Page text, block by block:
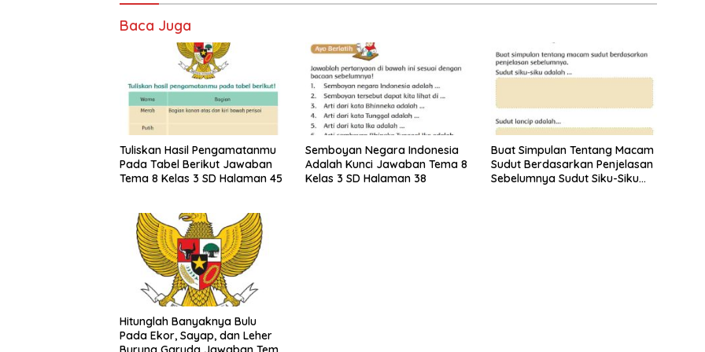
Baca Juga
Tuliskan Hasil Pengamatanmu
Pada Tabel Berikut Jawaban
Tema 8 Kelas 3 SD Halaman 45
Semboyan Negara Indonesia
Adalah Kunci Jawaban Tema 8
Kelas 3 SD Halaman 38
Buat Simpulan Tentang Macam
Sudut Berdasarkan Penjelasan
Sebelumnya Sudut Siku-Siku
Hitunglah Banyaknya Bulu
Pada Ekor, Sayap, dan Leher